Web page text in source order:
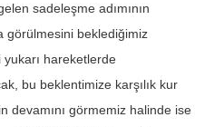
sadeleşme adımının
görülmesini beklediğimiz
yukarı hareketlerde
bu beklentimize karşılık kur
devamını görmemiz halinde ise